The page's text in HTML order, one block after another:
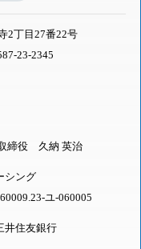
2丁目27番22号
23-2345
締役 久納 英治
シング
ユ-060005
井住友銀行